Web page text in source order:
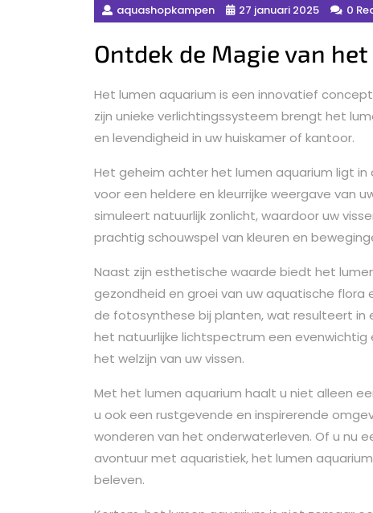
aquashopkampen 27 januari 2025 0
Ontdek de Magie van
Het lumen aquarium is een innovatief
zijn unieke verlichtingssysteem brengt het
en levendigheid in uw huiskamer of kantoor.
Het geheim achter het lumen aquarium ligt
voor een heldere en kleurrijke weergave van
simuleert natuurlijk zonlicht, waardoor uw
prachtig schouwspel van kleuren en
Naast zijn esthetische waarde biedt het
gezondheid en groei van uw aquatische flora
de fotosynthese bij planten, wat resulteert in
het natuurlijke lichtspectrum een
het welzijn van uw vissen.
Met het lumen aquarium haalt u niet alleen
u ook een rustgevende en inspirerende
wonderen van het onderwaterleven. Of u nu
avontuur met aquaristiek, het lumen
beleven.